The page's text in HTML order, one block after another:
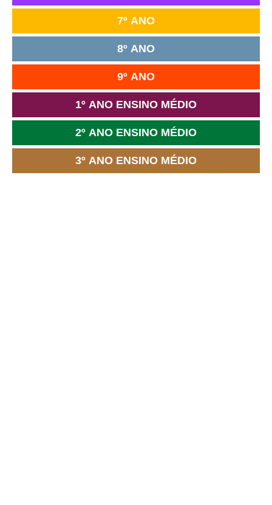
7º ANO
8º ANO
9º ANO
1º ANO ENSINO MÉDIO
2º ANO ENSINO MÉDIO
3º ANO ENSINO MÉDIO